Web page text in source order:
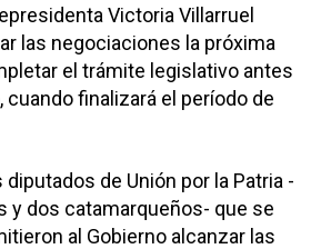
Victoria Villarruel
las negociaciones la próxima
el trámite legislativo antes
cuando finalizará el período de
de Unión por la Patria -
y dos catamarqueños- que se
al Gobierno alcanzar las